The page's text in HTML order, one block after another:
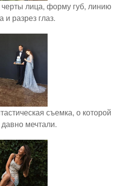
лица, форму губ, линию
и разрез глаз.
съемка, о которой
мечтали.